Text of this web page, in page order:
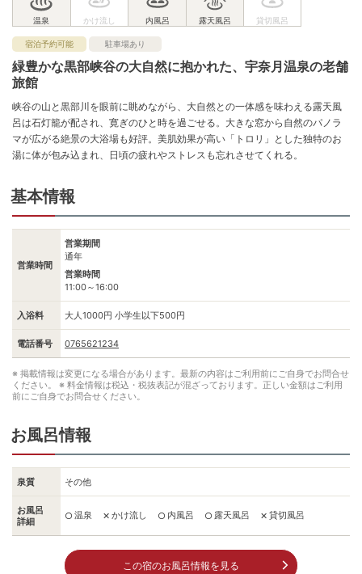
宿泊予約可能 駐車場あり
緑豊かな黒部峡谷の大自然に抱かれた、宇奈月温泉の老舗
旅館
峡谷の山と黒部川を眼前に眺めながら、大自然との一体感を味わえる露天風
呂は石灯籠が配され、寛ぎのひと時を過ごせる。大きな窓から自然のパノラ
マが広がる絶景の大浴場も好評。美肌効果が高い「トロリ」とした独特のお
湯に体が包み込まれ、日頃の疲れやストレスも忘れさせてくれる。
基本情報
営業時間
営業期間
通年
営業時間
11:00～16:00
入浴料 大人1000円 小学生以下500円
電話番号 0765621234
※ 掲載情報は変更になる場合があります。最新の内容はご利用前にご自身でお問合せ
ください。
※ 料金情報は税込・税抜表記が混ざっております。正しい金額はご利用
前にご自身でお問合せください。
お風呂情報
泉質 その他
お風呂
詳細
○ 温泉 ✕ かけ流し ○ 内風呂 ○ 露天風呂 ✕ 貸切風呂
この宿のお風呂情報を見る